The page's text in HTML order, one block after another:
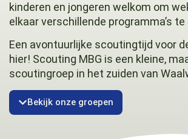
kinderen en jongeren welkom om
elkaar verschillende programma’s te
Een avontuurlijke scoutingtijd voor
hier! Scouting MBG is een kleine,
scoutingroep in het zuiden van
Bekijk onze groepen